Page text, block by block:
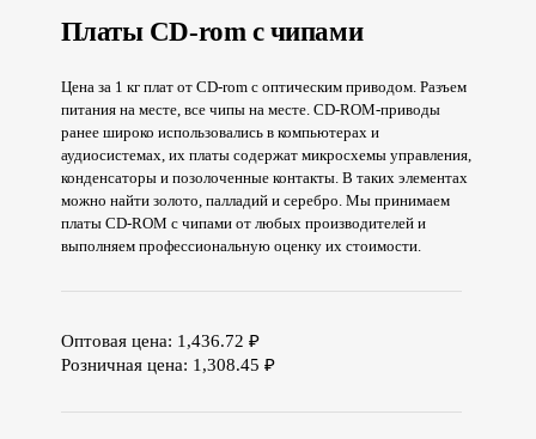
Платы CD-rom с чипами
Цена за 1 кг плат от CD-rom с оптическим приводом. Разъем
питания на месте, все чипы на месте. CD-ROM-приводы
ранее широко использовались в компьютерах и
аудиосистемах, их платы содержат микросхемы управления,
конденсаторы и позолоченные контакты. В таких элементах
можно найти золото, палладий и серебро. Мы принимаем
платы CD-ROM с чипами от любых производителей и
выполняем профессиональную оценку их стоимости.
Оптовая цена: 1,436.72 ₽
Розничная цена: 1,308.45 ₽